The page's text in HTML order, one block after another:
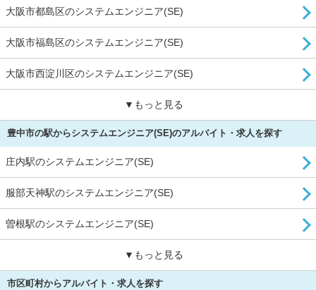
大阪市都島区のシステムエンジニア(SE)
大阪市福島区のシステムエンジニア(SE)
大阪市西淀川区のシステムエンジニア(SE)
▼もっと見る
豊中市の駅からシステムエンジニア(SE)のアルバイト・求人を探す
庄内駅のシステムエンジニア(SE)
服部天神駅のシステムエンジニア(SE)
曽根駅のシステムエンジニア(SE)
▼もっと見る
市区町村からアルバイト・求人を探す